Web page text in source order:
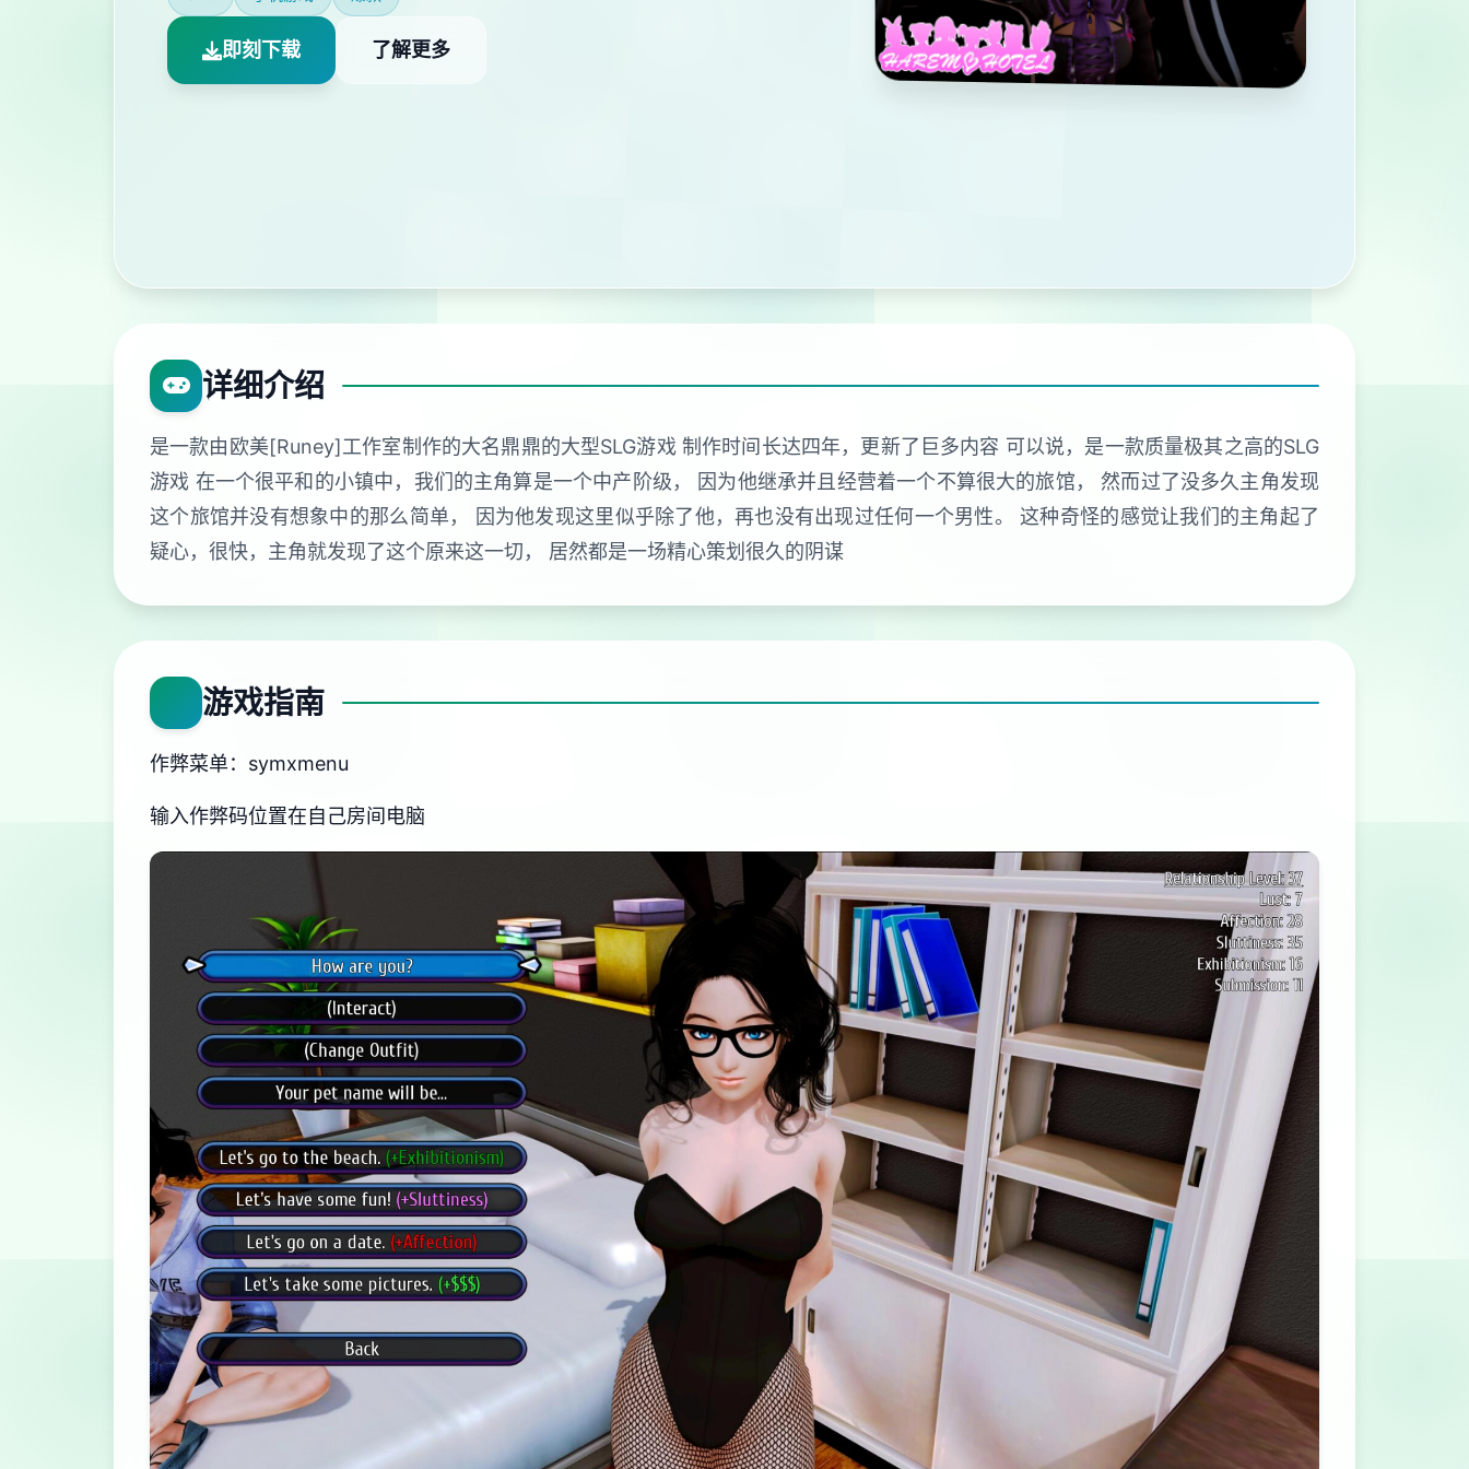
即刻下载 了解更多
详细介绍
是一款由欧美[Runey]工作室制作的大名鼎鼎的大型SLG游戏 制作时间长达四年，更新了巨多内容 可以说，是一款质量极其之高的SLG
游戏 在一个很平和的小镇中，我们的主角算是一个中产阶级， 因为他继承并且经营着一个不算很大的旅馆， 然而过了没多久主角发现
这个旅馆并没有想象中的那么简单， 因为他发现这里似乎除了他，再也没有出现过任何一个男性。 这种奇怪的感觉让我们的主角起了
疑心，很快，主角就发现了这个原来这一切， 居然都是一场精心策划很久的阴谋
游戏指南
作弊菜单：symxmenu
输入作弊码位置在自己房间电脑